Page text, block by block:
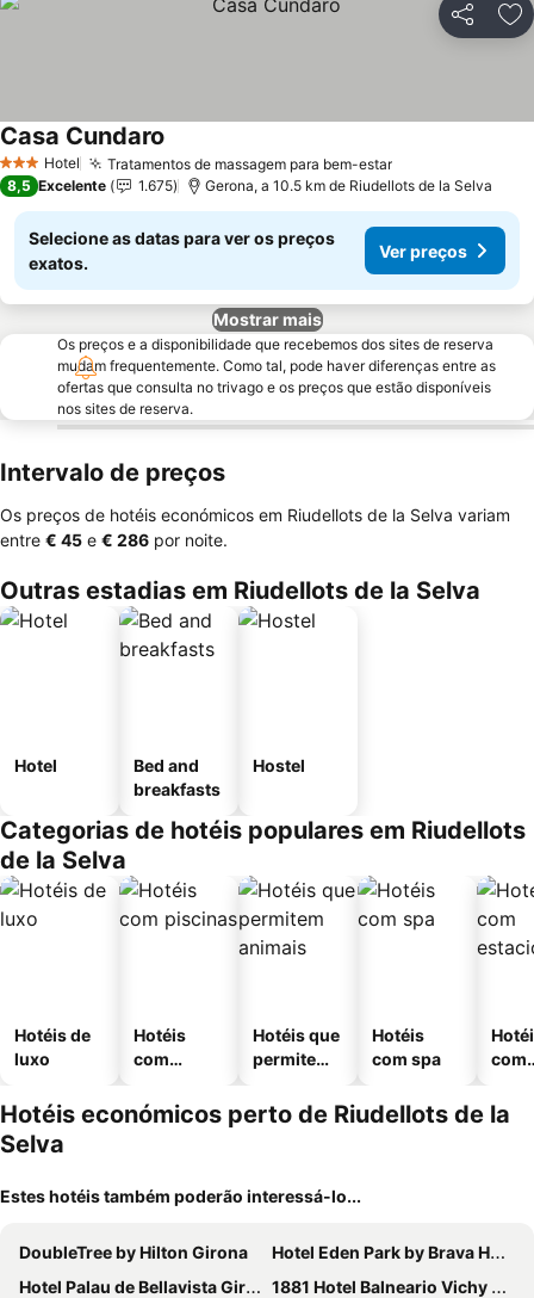
Partilhar
3 EstrelasHotel Tratamentos de massagem para bem-estar
Casa Cundaro
8,5 Excelente 1.675 Gerona, a 10.5 km de Riudellots de la Selva
Selecione as datas para ver os preços
exatos.
Ver preços
Mostrar mais
Os preços e a disponibilidade que recebemos dos sites de reserva
mudam frequentemente. Como tal, pode haver diferenças entre as
ofertas que consulta no trivago e os preços que estão disponíveis
nos sites de reserva.
Intervalo de preços
Os preços de hotéis económicos em Riudellots de la Selva variam
entre ‎€ 45 e ‎€ 286 por noite.
Outras estadias em Riudellots de la Selva
Hotel
Bed and
breakfasts
Hostel
Categorias de hotéis populares em Riudellots
de la Selva
Hotéis de
luxo
Hotéis
com
Hotéis que
permitem
Hotéis
com spa
com
Hotéis económicos perto de Riudellots de la
Selva
Estes hotéis também poderão interessá-lo...
DoubleTree by Hilton Girona
Hotel Eden Park by Brava Hoteles
Hotel Palau de Bellavista Girona by URH
1881 Hotel Balneario Vichy Catalan